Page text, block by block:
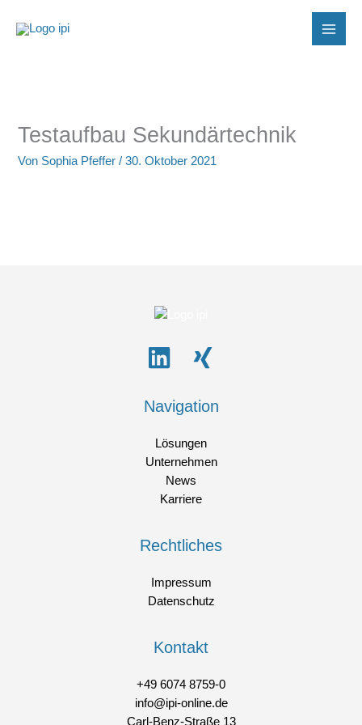
Inhalt
Testaufbau Sekundärtechnik
Von Sophia Pfeffer/30. Oktober 2021
Navigation
Lösungen
Unternehmen
News
Karriere
Rechtliches
Impressum
Datenschutz
Kontakt
+49 6074 8759-0
info@ipi-online.de
Carl-Benz-Straße 13